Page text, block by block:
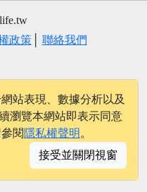
政策│ 聯絡我們
站表現、數據分析以及
瀏覽本網站即表示同意
閱 隱私權聲明 。
接受並關閉視窗